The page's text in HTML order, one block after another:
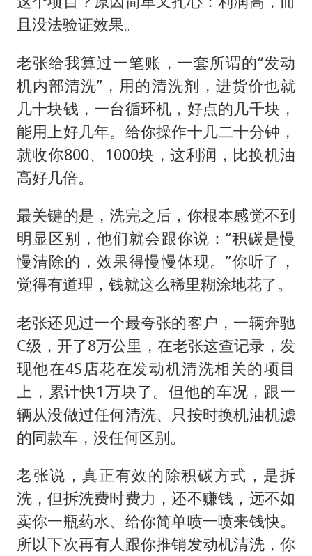
且没法验证效果。
老张给我算过一笔账，一套所谓的“发动
机内部清洗”，用的清洗剂，进货价也就
几十块钱，一台循环机，好点的几千块，
能用上好几年。给你操作十几二十分钟，
就收你800、1000块，这利润，比换机油
高好几倍。
最关键的是，洗完之后，你根本感觉不到
明显区别，他们就会跟你说：“积碳是慢
慢清除的，效果得慢慢体现。”你听了，
觉得有道理，钱就这么稀里糊涂地花了。
老张还见过一个最夸张的客户，一辆奔驰
C级，开了8万公里，在老张这查记录，发
现他在4S店花在发动机清洗相关的项目
上，累计快1万块了。但他的车况，跟一
辆从没做过任何清洗、只按时换机油机滤
的同款车，没任何区别。
老张说，真正有效的除积碳方式，是拆
洗，但拆洗费时费力，还不赚钱，远不如
卖你一瓶药水、给你简单喷一喷来钱快。
所以下次再有人跟你推销发动机清洗，你